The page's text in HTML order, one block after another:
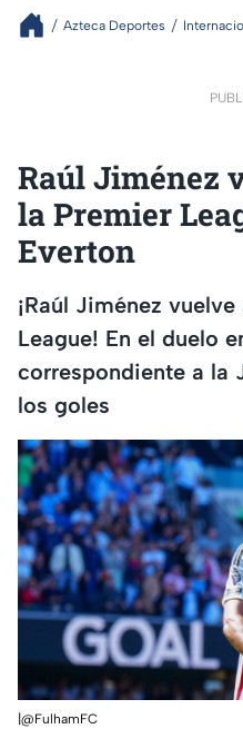
Azteca Deportes
Raúl Jiménez
la Premier
Everton
¡Raúl Jiménez
League! En el duelo
correspondiente a la
los goles
|@FulhamFC